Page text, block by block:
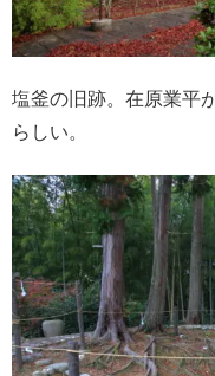
塩釜の旧跡。在原業平
らしい。